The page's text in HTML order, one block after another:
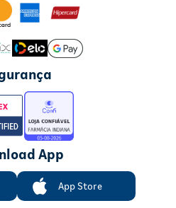
App
App Store